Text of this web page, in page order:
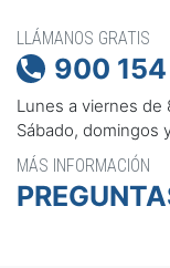
LLÁMANOS GRATIS
 900
Lunes a viernes de
Sábado, domingos
MÁS INFORMACIÓN